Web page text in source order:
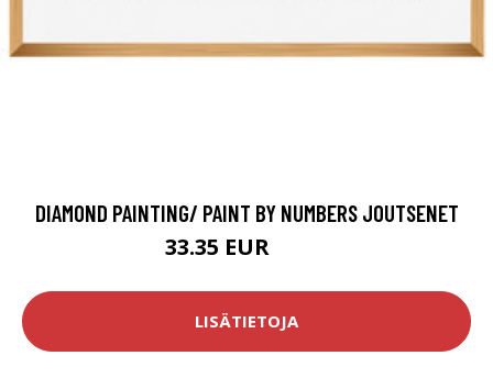
DIAMOND PAINTING/ PAINT BY NUMBERS JOUTSENET
33.35 EUR
LISÄTIETOJA